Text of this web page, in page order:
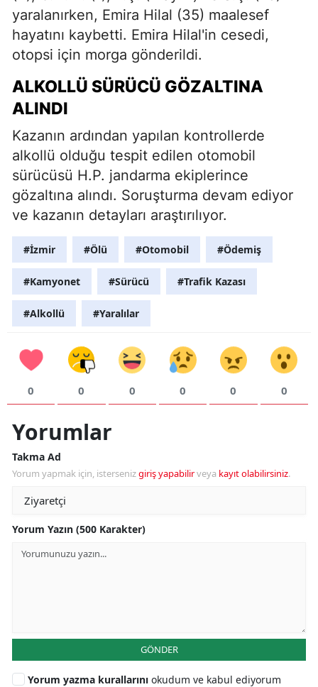
yaralanırken, Emira Hilal (35) maalesef
hayatını kaybetti. Emira Hilal'in cesedi,
otopsi için morga gönderildi.
ALKOLLÜ SÜRÜCÜ GÖZALTINA
ALINDI
Kazanın ardından yapılan kontrollerde
alkollü olduğu tespit edilen otomobil
sürücüsü H.P. jandarma ekiplerince
gözaltına alındı. Soruşturma devam ediyor
ve kazanın detayları araştırılıyor.
#İzmir #Ölü #Otomobil #Ödemiş
#Kamyonet #Sürücü #Trafik Kazası
#Alkollü #Yaralılar
0 0 0 0 0 0
Yorumlar
Takma Ad
Yorum yapmak için, istersenizgiriş yapabilirveya kayıt olabilirsiniz.
Yorum Yazın (500 Karakter)
GÖNDER
Yorum yazma kurallarını okudum ve kabul ediyorum